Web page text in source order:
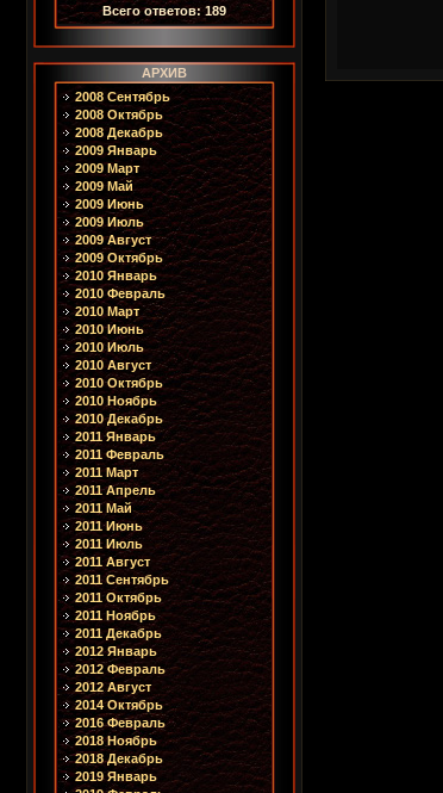
Всего ответов: 189
АРХИВ
2008 Сентябрь
2008 Октябрь
2008 Декабрь
2009 Январь
2009 Март
2009 Май
2009 Июнь
2009 Июль
2009 Август
2009 Октябрь
2010 Январь
2010 Февраль
2010 Март
2010 Июнь
2010 Июль
2010 Август
2010 Октябрь
2010 Ноябрь
2010 Декабрь
2011 Январь
2011 Февраль
2011 Март
2011 Апрель
2011 Май
2011 Июнь
2011 Июль
2011 Август
2011 Сентябрь
2011 Октябрь
2011 Ноябрь
2011 Декабрь
2012 Январь
2012 Февраль
2012 Август
2014 Октябрь
2016 Февраль
2018 Ноябрь
2018 Декабрь
2019 Январь